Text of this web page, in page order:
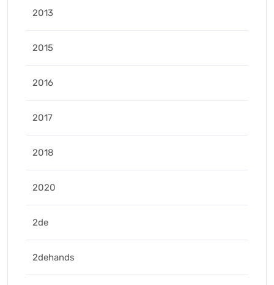
2013
2015
2016
2017
2018
2020
2de
2dehands